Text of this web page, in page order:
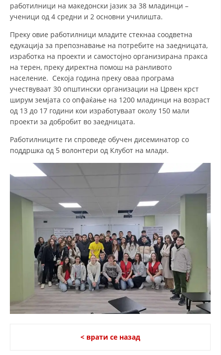
ПРИРАЧНИЦИ
СТРАТЕГИИ
ЕДУКАТИВНО ИНФОРМАТИВНИ МАТЕРИЈАЛИ
БРОШУРИ
ПОСТЕРИ
работилници на македонски јазик за 38 младинци –
ученици од 4 средни и 2 основни училишта.
Преку овие работилници младите стекнаа соодветна
едукација за препознавање на потребите на заедницата,
изработка на проекти и самостојно организирана пракса
на терен, преку директна помош на ранливото
население. Секоја година преку оваа програма
учествуваат 30 општински организации на Црвен крст
ширум земјата со опфаќање на 1200 младинци на возраст
од 13 до 17 години кои изработуваат околу 150 мали
проекти за добробит во заедницата.
Работилниците ги спроведе обучен дисеминатор со
поддршка од 5 волонтери од Клубот на млади.
< врати се назад